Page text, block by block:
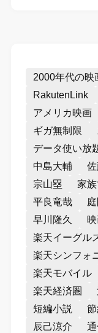
2000年代の映
RakutenLink
アメリカ映画
ギガ無制限
データ使い放
中島大輔
宗山塁
家
平良竜哉
早川隆久
楽天イーグル
楽天シンフォ
楽天モバイル
楽天経済圏
短編小説
辰己涼介